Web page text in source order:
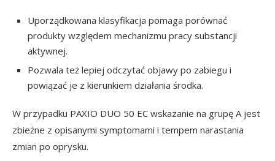
Uporządkowana klasyfikacja pomaga porównać
produkty względem mechanizmu pracy substancji
aktywnej.
Pozwala też lepiej odczytać objawy po zabiegu i
powiązać je z kierunkiem działania środka.
W przypadku PAXIO DUO 50 EC wskazanie na grupę A jest
zbieżne z opisanymi symptomami i tempem narastania
zmian po oprysku.